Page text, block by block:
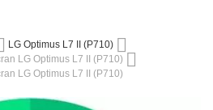
LG Optimus L7 II (P710)
LG Optimus L7 II (P710)
LG Optimus L7 II (P710)